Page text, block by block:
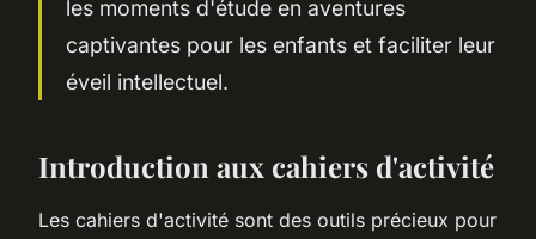
les moments d'étude en aventures
captivantes pour les enfants et faciliter leur
éveil intellectuel.
Introduction aux cahiers d'activité
Les cahiers d'activité sont des outils précieux pour